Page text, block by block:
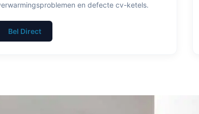
en defecte cv-ketels.
Bel Direct